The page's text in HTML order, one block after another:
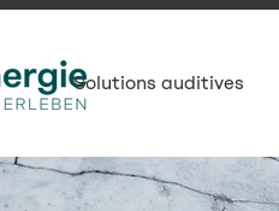
Solutions auditives